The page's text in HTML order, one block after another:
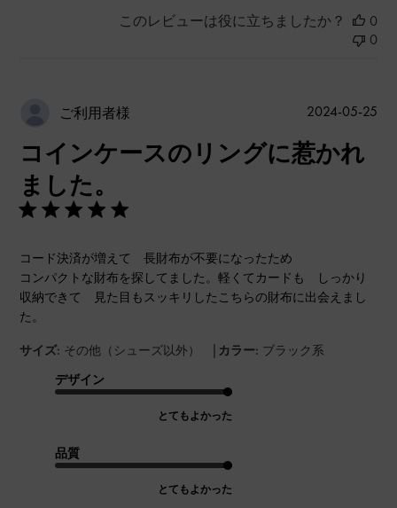
このレビューは役に立ちましたか？
0
0
ご利用者様
コインケースのリングに惹かれ
ました。
コード決済が増えて 長財布が不要になったため
コンパクトな財布を探してました。軽くてカードも しっかり
収納できて 見た目もスッキリしたこちらの財布に出会えまし
た。
サイズ: その他（シューズ以外） | カラー: ブラック系
デザイン
とてもよかった
品質
とてもよかった
公
2024-05-25